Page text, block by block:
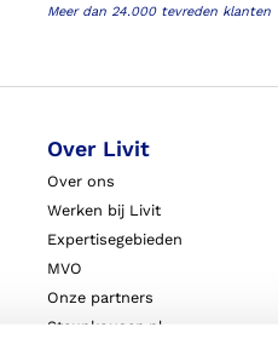
Meer dan 24.000 tevreden klanten
Over Livit
Over ons
Werken bij Livit
Expertisegebieden
MVO
Onze partners
Steunkousen.nl